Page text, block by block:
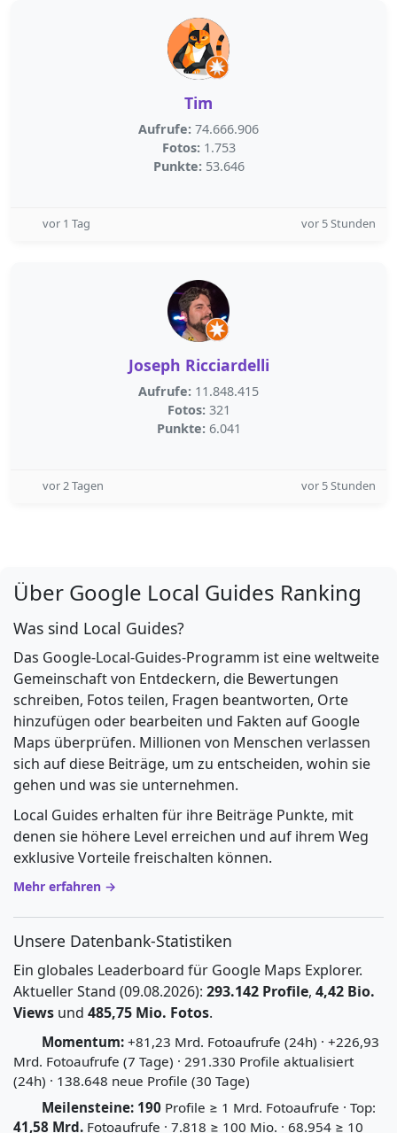
Tim
Aufrufe: 74.666.906
Fotos: 1.753
Punkte: 53.646
vor 1 Tag vor 5 Stunden
Joseph Ricciardelli
Aufrufe: 11.848.415
Fotos: 321
Punkte: 6.041
vor 2 Tagen vor 5 Stunden
Über Google Local Guides Ranking
Was sind Local Guides?
Das Google-Local-Guides-Programm ist eine weltweite
Gemeinschaft von Entdeckern, die Bewertungen
schreiben, Fotos teilen, Fragen beantworten, Orte
hinzufügen oder bearbeiten und Fakten auf Google
Maps überprüfen. Millionen von Menschen verlassen
sich auf diese Beiträge, um zu entscheiden, wohin sie
gehen und was sie unternehmen.
Local Guides erhalten für ihre Beiträge Punkte, mit
denen sie höhere Level erreichen und auf ihrem Weg
exklusive Vorteile freischalten können.
Mehr erfahren →
Unsere Datenbank-Statistiken
Ein globales Leaderboard für Google Maps Explorer.
Aktueller Stand (09.08.2026): 293.142 Profile, 4,42 Bio.
Views und 485,75 Mio. Fotos.
Momentum: +81,23 Mrd. Fotoaufrufe (24h) · +226,93
Mrd. Fotoaufrufe (7 Tage) · 291.330 Profile aktualisiert
(24h) · 138.648 neue Profile (30 Tage)
Meilensteine: 190 Profile ≥ 1 Mrd. Fotoaufrufe · Top:
41,58 Mrd. Fotoaufrufe · 7.818 ≥ 100 Mio. · 68.954 ≥ 10